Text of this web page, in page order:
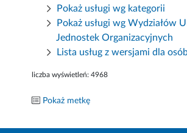
Pokaż usługi wg kategorii
Pokaż usługi wg Wydziałów
Jednostek Organizacyjnych
Lista usług z wersjami dla
liczba wyświetleń:4968
Pokaż metkę